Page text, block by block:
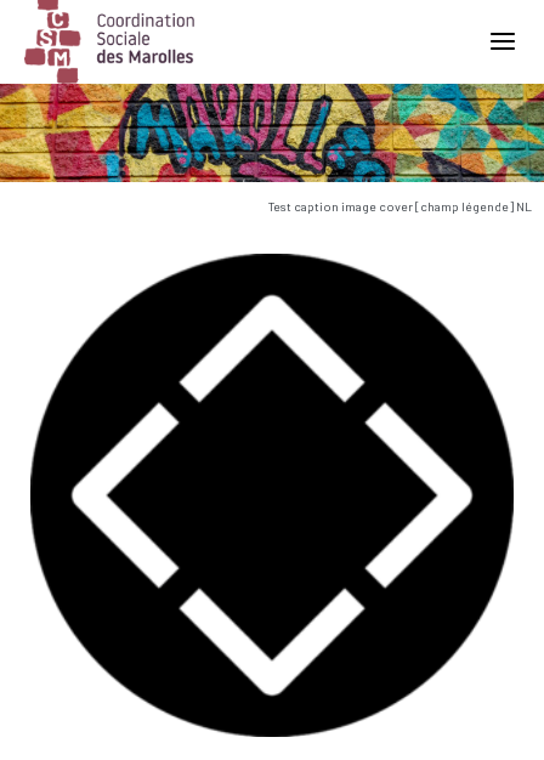
Main Navigation
Test caption image cover [champ légende] NL